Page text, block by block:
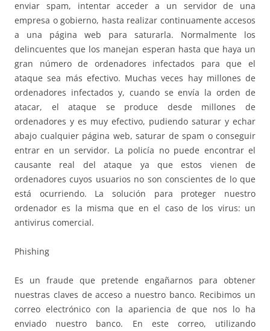
enviar spam, intentar acceder a un servidor de una
empresa o gobierno, hasta realizar continuamente accesos
a una página web para saturarla. Normalmente los
delincuentes que los manejan esperan hasta que haya un
gran número de ordenadores infectados para que el
ataque sea más efectivo. Muchas veces hay millones de
ordenadores infectados y, cuando se envía la orden de
atacar, el ataque se produce desde millones de
ordenadores y es muy efectivo, pudiendo saturar y echar
abajo cualquier página web, saturar de spam o conseguir
entrar en un servidor. La policía no puede encontrar el
causante real del ataque ya que estos vienen de
ordenadores cuyos usuarios no son conscientes de lo que
está ocurriendo. La solución para proteger nuestro
ordenador es la misma que en el caso de los virus: un
antivirus comercial.
Phishing
Es un fraude que pretende engañarnos para obtener
nuestras claves de acceso a nuestro banco. Recibimos un
correo electrónico con la apariencia de que nos lo ha
enviado nuestro banco. En este correo, utilizando